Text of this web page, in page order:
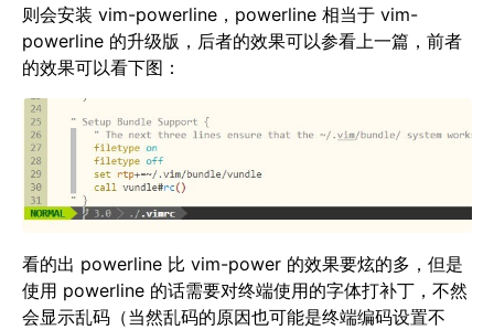
则会安装 vim-powerline，powerline 相当于 vim-
powerline 的升级版，后者的效果可以参看上一篇，前者
的效果可以看下图：
看的出 powerline 比 vim-power 的效果要炫的多，但是
使用 powerline 的话需要对终端使用的字体打补丁，不然
会显示乱码（当然乱码的原因也可能是终端编码设置不